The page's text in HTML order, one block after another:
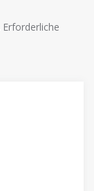
Erforderliche